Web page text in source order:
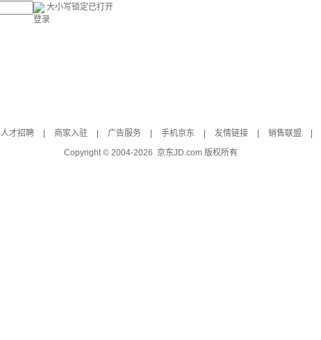
大小写锁定已打开
登录
人才招聘 商家入驻 广告服务 手机京东 友情链接 销售联盟
Copyright © 2004-2026 京东JD.com 版权所有